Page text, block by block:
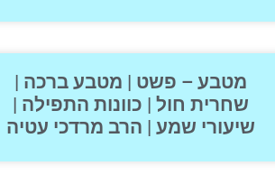
מטבע – פשט | מטבע ברכה |
שחרית חול | כוונות התפילה |
שיעורי שמע | הרב מרדכי עטיה